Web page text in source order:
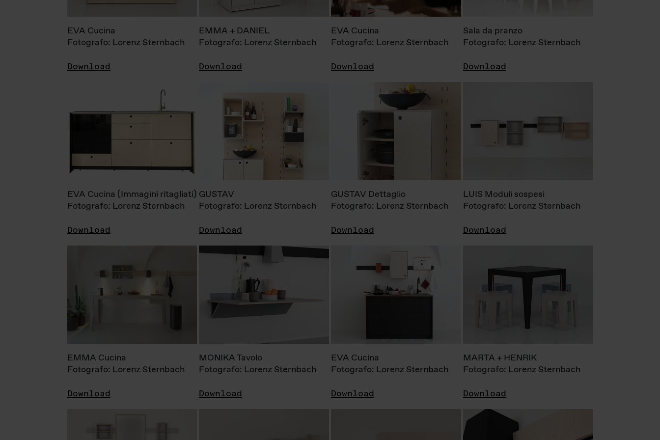
EVA Cucina
Fotografo: Lorenz Sternbach
Download
EMMA + DANIEL
Fotografo: Lorenz Sternbach
Download
EVA Cucina
Fotografo: Lorenz Sternbach
Download
Sala da pranzo
Fotografo: Lorenz Sternbach
Download
EVA Cucina (Immagini ritagliati)
Fotografo: Lorenz Sternbach
Download
GUSTAV
Fotografo: Lorenz Sternbach
Download
GUSTAV Dettaglio
Fotografo: Lorenz Sternbach
Download
LUIS Moduli sospesi
Fotografo: Lorenz Sternbach
Download
EMMA Cucina
Fotografo: Lorenz Sternbach
Download
MONIKA Tavolo
Fotografo: Lorenz Sternbach
Download
EVA Cucina
Fotografo: Lorenz Sternbach
Download
MARTA + HENRIK
Fotografo: Lorenz Sternbach
Download